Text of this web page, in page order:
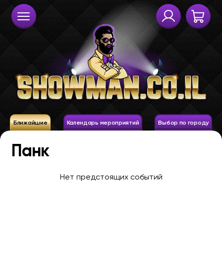
Ближайшие Календарь мероприятий Выбор по городу
Панк
Нет предстоящих событий